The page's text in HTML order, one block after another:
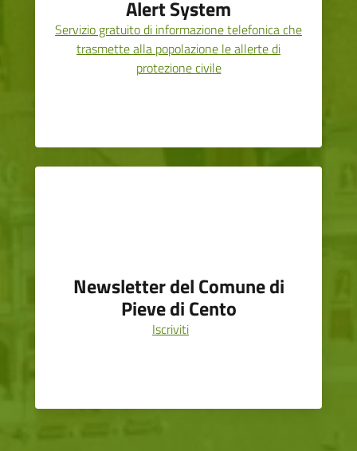
Alert System
Servizio gratuito di informazione telefonica che
trasmette alla popolazione le allerte di
protezione civile
Newsletter del Comune di
Pieve di Cento
Iscriviti